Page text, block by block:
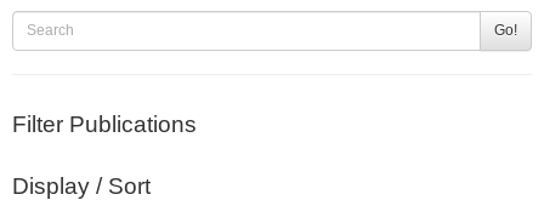
Go!
Filter Publications
Display / Sort